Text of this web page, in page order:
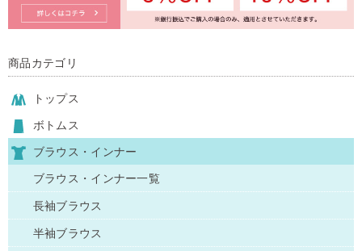
商品カテゴリ
トップス
ボトムス
ブラウス・インナー
ブラウス・インナー一覧
長袖ブラウス
半袖ブラウス